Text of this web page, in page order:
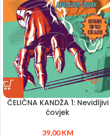
ČELIČNA KANDŽA 1: Nevidljivi
čovjek
39,00KM